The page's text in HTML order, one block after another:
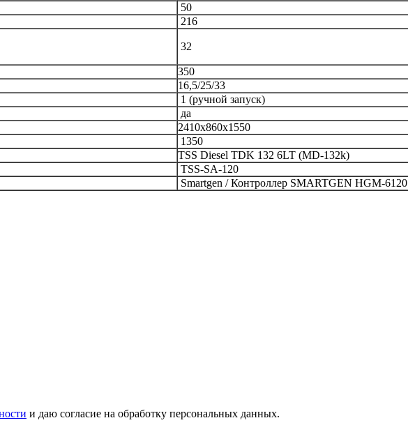
50
216
32
350
16,5/25/33
1 (ручной запуск)
да
2410x860x1550
1350
TSS Diesel TDK 132 6LT (MD-132k)
TSS-SA-120
Smartgen /Контроллер SMARTGEN HGM-6120
и даю согласие на обработку персональных данных.